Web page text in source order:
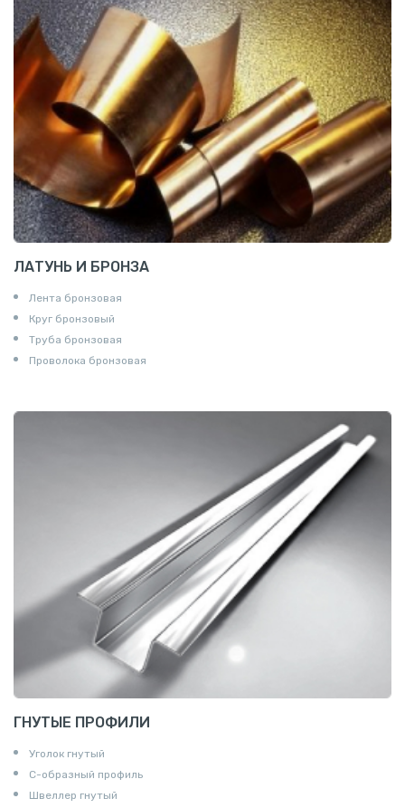
ЛАТУНЬ И БРОНЗА
Лента бронзовая
Круг бронзовый
Труба бронзовая
Проволока бронзовая
ГНУТЫЕ ПРОФИЛИ
Уголок гнутый
С-образный профиль
Швеллер гнутый